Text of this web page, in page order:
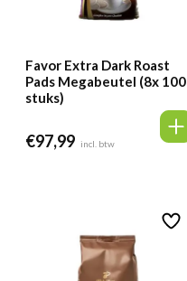
Favor Extra Dark Roast
Pads Megabeutel (8x 100
stuks)
€97,99 incl. btw